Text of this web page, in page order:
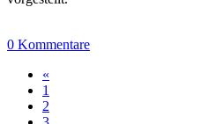
0 Kommentare
«
1
2